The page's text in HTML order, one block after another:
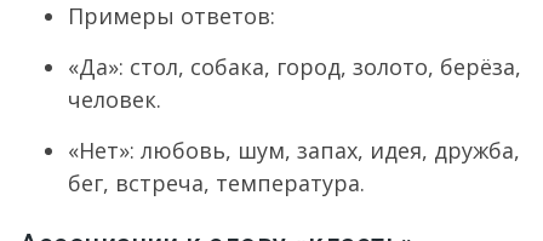
Примеры ответов:
«Да»: стол, собака, город, золото, берёза,
человек.
«Нет»: любовь, шум, запах, идея, дружба,
бег, встреча, температура.